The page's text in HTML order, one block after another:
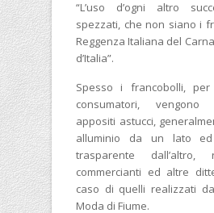
“L’uso d’ogni altro
spezzati, che non siano i
Reggenza Italiana del
d’Italia”.
Spesso i francobolli,
consumatori,
appositi astucci,
alluminio da un lato
trasparente dall’altro,
commercianti ed altre
caso di quelli realizzati
Moda di Fiume.